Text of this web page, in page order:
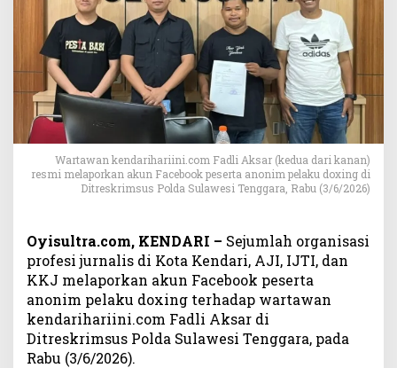
r
w
a
K
e
n
d
a
h
a
r
i
i
n
Wartawan kendarihariini.com Fadli Aksar (kedua dari kanan)
resmi melaporkan akun Facebook peserta anonim pelaku doxing di
Ditreskrimsus Polda Sulawesi Tenggara, Rabu (3/6/2026)
Oyisultra.com, KENDARI – Sejumlah organisasi
profesi jurnalis di Kota Kendari, AJI, IJTI, dan
KKJ melaporkan akun Facebook peserta
anonim pelaku doxing terhadap wartawan
kendarihariini.com Fadli Aksar di
Ditreskrimsus Polda Sulawesi Tenggara, pada
Rabu (3/6/2026).